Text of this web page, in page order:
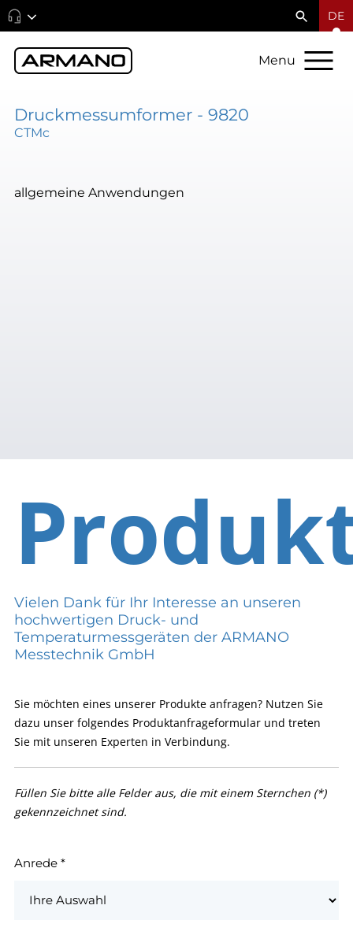
DE
Menu
Druckmessumformer - 9820
CTMc
allgemeine Anwendungen
Vielen Dank für Ihr Interesse an unseren
hochwertigen Druck- und
Temperaturmessgeräten der ARMANO
Messtechnik GmbH
Sie möchten eines unserer Produkte anfragen? Nutzen Sie
dazu unser folgendes Produktanfrageformular und treten
Sie mit unseren Experten in Verbindung.
Füllen Sie bitte alle Felder aus, die mit einem Sternchen (*)
gekennzeichnet sind.
Anrede *